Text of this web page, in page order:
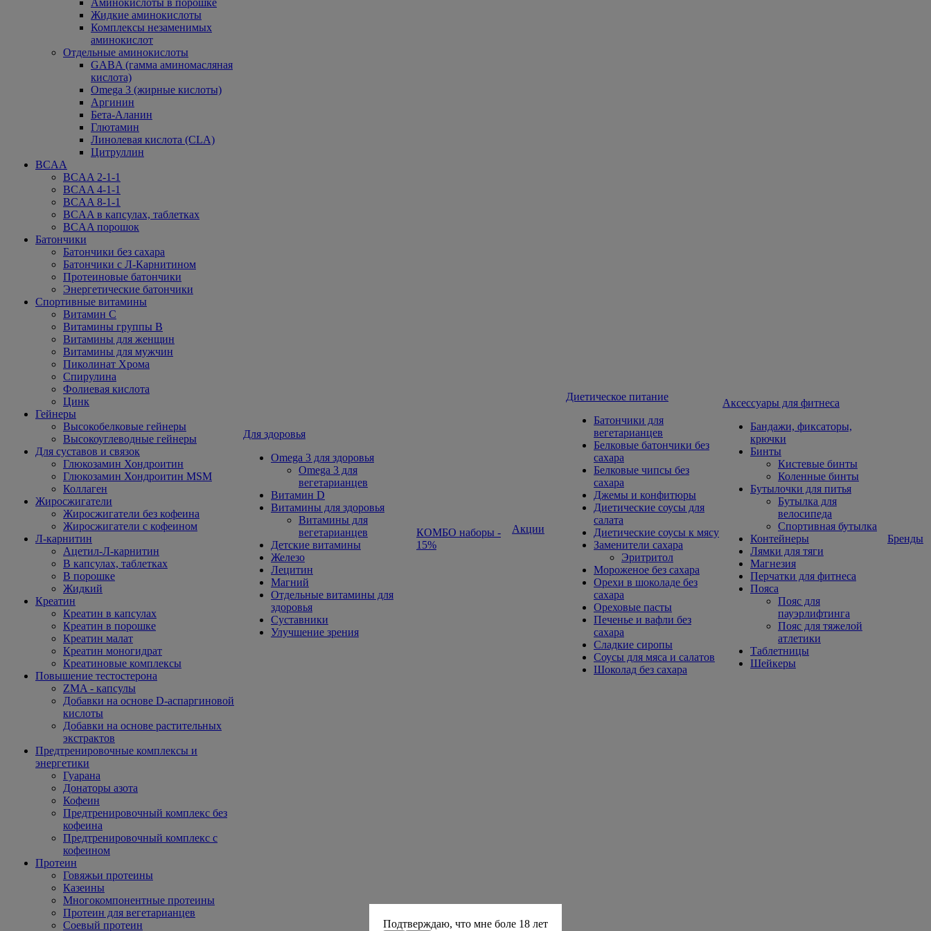
Аминокислоты в порошке
Жидкие аминокислоты
Комплексы незаменимых
аминокислот
Отдельные аминокислоты
GABA (гамма аминомасляная
кислота)
Omega 3 (жирные кислоты)
Аргинин
Бета-Аланин
Глютамин
Линолевая кислота (CLA)
Цитруллин
BCAA
BCAA 2-1-1
BCAA 4-1-1
BCAA 8-1-1
BCAA в капсулах, таблетках
BCAA порошок
Батончики
Батончики без сахара
Батончики с Л-Карнитином
Протеиновые батончики
Энергетические батончики
Спортивные витамины
Витамин С
Витамины группы В
Витамины для женщин
Витамины для мужчин
Пиколинат Хрома
Спирулина
Фолиевая кислота
Цинк
Гейнеры
Высокобелковые гейнеры
Высокоуглеводные гейнеры
Для суставов и связок
Глюкозамин Хондроитин
Глюкозамин Хондроитин MSM
Коллаген
Жиросжигатели
Жиросжигатели без кофеина
Жиросжигатели с кофеином
Л-карнитин
Ацетил-Л-карнитин
В капсулах, таблетках
В порошке
Жидкий
Креатин
Креатин в капсулах
Креатин в порошке
Креатин малат
Креатин моногидрат
Креатиновые комплексы
Повышение тестостерона
ZMA - капсулы
Добавки на основе D-аспаргиновой
кислоты
Добавки на основе растительных
экстрактов
Предтренировочные комплексы и
энергетики
Гуарана
Донаторы азота
Кофеин
Предтренировочный комплекс без
кофеина
Предтренировочный комплекс с
кофеином
Протеин
Говяжьи протеины
Казеины
Многокомпонентные протеины
Протеин для вегетарианцев
Соевый протеин
Для здоровья
Omega 3 для здоровья
Omega 3 для
вегетарианцев
Витамин D
Витамины для здоровья
Витамины для
вегетарианцев
Детские витамины
Железо
Лецитин
Магний
Отдельные витамины для
здоровья
Суставники
Улучшение зрения
КОМБО наборы -
15%
Акции
Диетическое питание
Батончики для
вегетарианцев
Белковые батончики без
сахара
Белковые чипсы без
сахара
Джемы и конфитюры
Диетические соусы для
салата
Диетические соусы к мясу
Заменители сахара
Эритритол
Мороженое без сахара
Орехи в шоколаде без
сахара
Ореховые пасты
Печенье и вафли без
сахара
Сладкие сиропы
Соусы для мяса и салатов
Шоколад без сахара
Aксессуары для фитнеса
Бандажи, фиксаторы,
крючки
Бинты
Кистевые бинты
Коленные бинты
Бутылочки для питья
Бутылка для
велосипеда
Спортивная бутылка
Контейнеры
Лямки для тяги
Магнезия
Перчатки для фитнеса
Пояса
Пояс для
пауэрлифтинга
Пояс для тяжелой
атлетики
Таблетницы
Шейкеры
Бренды
Подтверждаю, что мне боле 18 лет